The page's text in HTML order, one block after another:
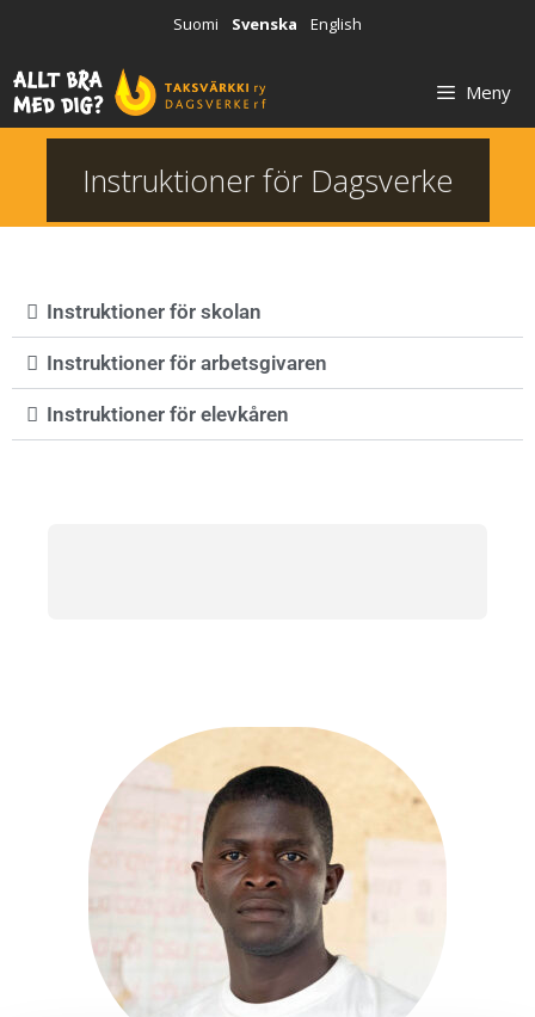
Suomi Svenska English
Meny
Instruktioner för Dagsverke
Instruktioner för skolan
Instruktioner för arbetsgivaren
Instruktioner för elevkåren